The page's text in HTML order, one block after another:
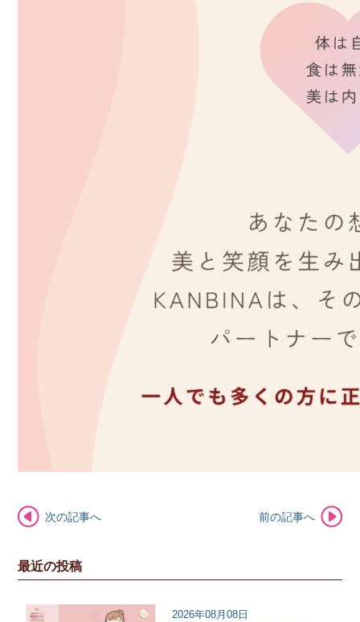
次の記事へ 前の記事へ
最近の投稿
2026年08月08日